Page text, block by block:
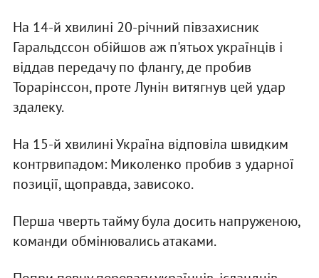
На 14-й хвилині 20-річний півзахисник
Гаральдссон обійшов аж п'ятьох українців і
віддав передачу по флангу, де пробив
Торарінссон, проте Лунін витягнув цей удар
здалеку.
На 15-й хвилині Україна відповіла швидким
контрвипадом: Миколенко пробив з ударної
позиції, щоправда, зависоко.
Перша чверть тайму була досить напруженою,
команди обмінювались атаками.